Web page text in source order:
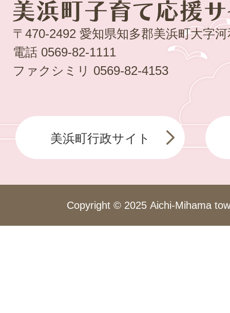
〒470-2492 愛知県知多郡美浜町大字
電話 0569-82-1111
ファクシミリ 0569-82-4153
美浜町行政サイト
Copyright © 2025 Aichi-Mihama